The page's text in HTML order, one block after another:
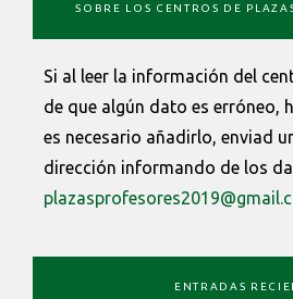
SOBRE LOS CENTROS DE
Si al leer la información del
de que algún dato es erróneo,
es necesario añadirlo, enviad
dirección informando de los
ENTRADAS